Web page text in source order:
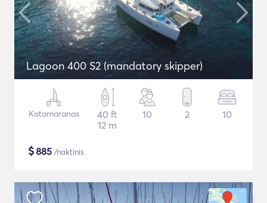
Lagoon 400 S2 (mandatory skipper)
Katamaranas
40 ft
12 m
10 2 10
$885 /naktinis